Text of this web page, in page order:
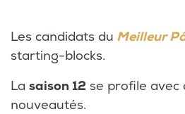
Les candidats du Meilleur
starting-blocks.
La saison 12 se profile avec
nouveautés.